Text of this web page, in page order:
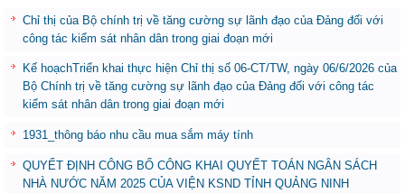
Chỉ thị của Bộ chính trị về tăng cường sự lãnh đạo của Đảng đối với
công tác kiểm sát nhân dân trong giai đoạn mới
Kế hoạchTriển khai thực hiện Chỉ thị số 06-CT/TW, ngày 06/6/2026 của
Bộ Chính trị về tăng cường sự lãnh đạo của Đảng đối với công tác
kiểm sát nhân dân trong giai đoạn mới
1931_thông báo nhu cầu mua sắm máy tính
QUYẾT ĐỊNH CÔNG BỐ CÔNG KHAI QUYẾT TOÁN NGÂN SÁCH
NHÀ NƯỚC NĂM 2025 CỦA VIỆN KSND TỈNH QUẢNG NINH